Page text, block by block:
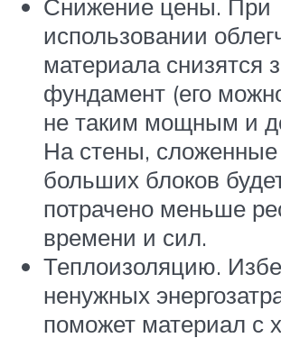
Снижение цены. При
использовании
материала снизятся
фундамент (его
не таким мощным и
На стены, сложенные
больших блоков
потрачено меньше
времени и сил.
Теплоизоляцию.
ненужных
поможет материал с